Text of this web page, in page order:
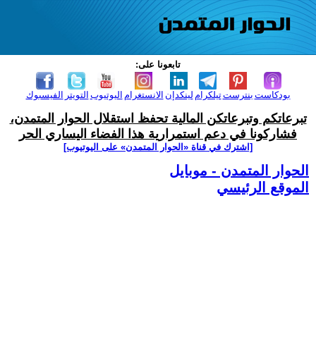
تابعونا على:
الفيسبوك التويتر اليوتيوب الانستغرام لينكدإن تيلكرامبنترست بودكاست
تبرعاتكم وتبرعاتكن المالية تحفظ استقلال الحوار المتمدن،
فشاركونا في دعم استمرارية هذا الفضاء اليساري الحر
[اشترك في قناة ‫«الحوار المتمدن» على اليوتيوب]
الحوار المتمدن - موبايل
الموقع الرئيسي